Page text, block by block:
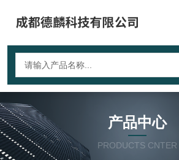
产品中心
PRODUCTS CNTER